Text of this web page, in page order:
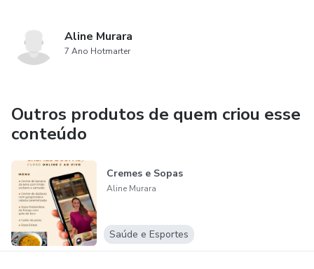
Aline Murara
7 Ano Hotmarter
Outros produtos de quem criou esse
conteúdo
Cremes e Sopas
Aline Murara
Saúde e Esportes